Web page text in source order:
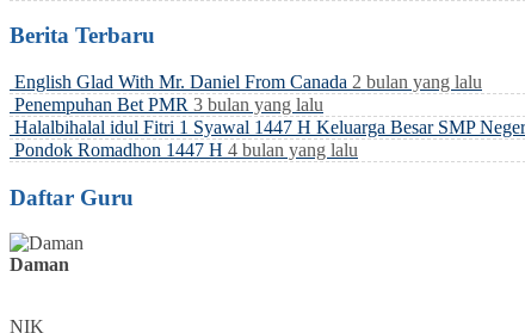
Berita Terbaru
English Glad With Mr. Daniel From Canada 2 bulan yang lalu
Penempuhan Bet PMR 3 bulan yang lalu
Halalbihalal idul Fitri 1 Syawal 1447 H Keluarga Besar SMP
Pondok Romadhon 1447 H 4 bulan yang lalu
Daftar Guru
Daman
NIK